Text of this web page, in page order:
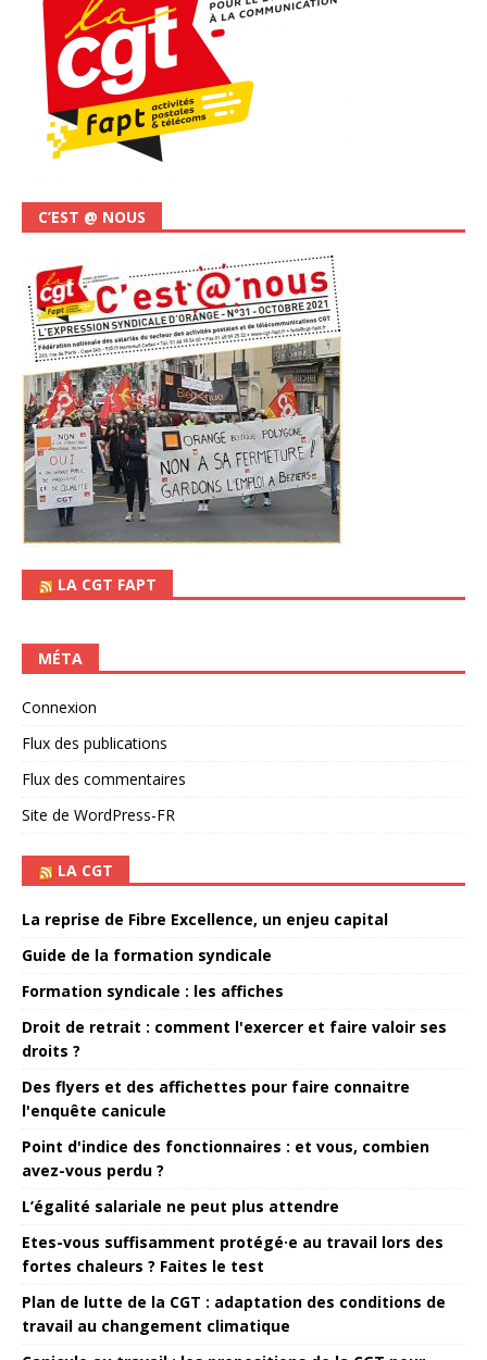
C’EST @ NOUS
LA CGT FAPT
MÉTA
Connexion
Flux des publications
Flux des commentaires
Site de WordPress-FR
LA CGT
La reprise de Fibre Excellence, un enjeu capital
Guide de la formation syndicale
Formation syndicale : les affiches
Droit de retrait : comment l'exercer et faire valoir ses
droits ?
Des flyers et des affichettes pour faire connaitre
l'enquête canicule
Point d'indice des fonctionnaires : et vous, combien
avez-vous perdu ?
L’égalité salariale ne peut plus attendre
Etes-vous suffisamment protégé·e au travail lors des
fortes chaleurs ? Faites le test
Plan de lutte de la CGT : adaptation des conditions de
travail au changement climatique